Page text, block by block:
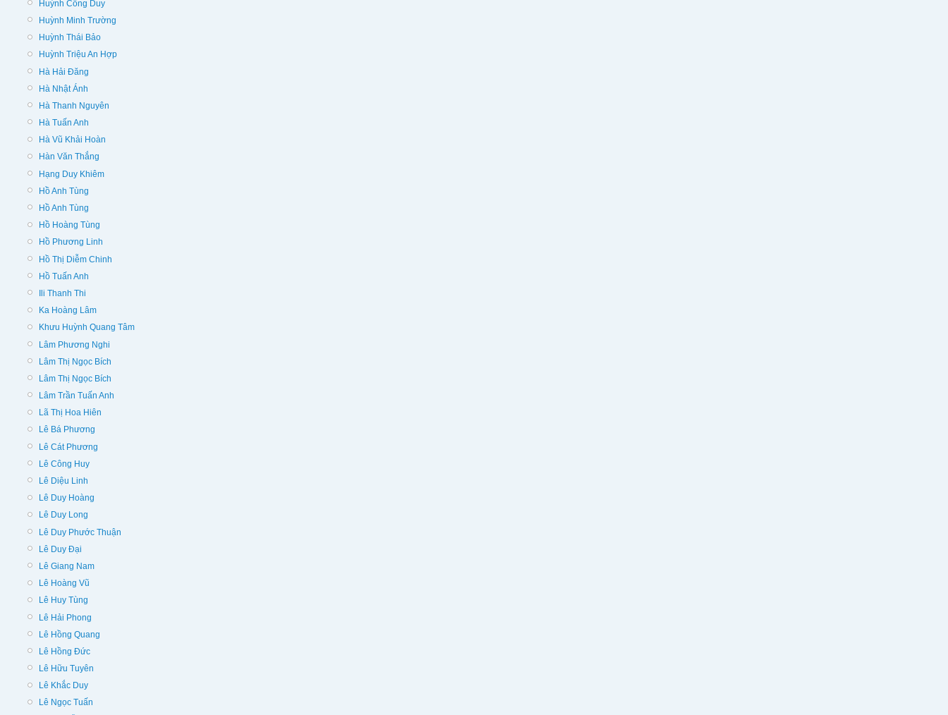
Huỳnh Công Duy
Huỳnh Minh Trường
Huỳnh Thái Bảo
Huỳnh Triệu An Hợp
Hà Hải Đăng
Hà Nhật Ánh
Hà Thanh Nguyên
Hà Tuấn Anh
Hà Vũ Khải Hoàn
Hàn Văn Thắng
Hạng Duy Khiêm
Hồ Anh Tùng
Hồ Anh Tùng
Hồ Hoàng Tùng
Hồ Phương Linh
Hồ Thị Diễm Chinh
Hồ Tuấn Anh
Ili Thanh Thi
Ka Hoàng Lâm
Khưu Huỳnh Quang Tâm
Lâm Phương Nghi
Lâm Thị Ngọc Bích
Lâm Thị Ngọc Bích
Lâm Trần Tuấn Anh
Lã Thị Hoa Hiên
Lê Bá Phương
Lê Cát Phương
Lê Công Huy
Lê Diệu Linh
Lê Duy Hoàng
Lê Duy Long
Lê Duy Phước Thuận
Lê Duy Đại
Lê Giang Nam
Lê Hoàng Vũ
Lê Huy Tùng
Lê Hải Phong
Lê Hồng Quang
Lê Hồng Đức
Lê Hữu Tuyên
Lê Khắc Duy
Lê Ngọc Tuấn